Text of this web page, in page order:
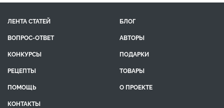
ЛЕНТА СТАТЕЙ
БЛОГ
ВОПРОС-ОТВЕТ
АВТОРЫ
КОНКУРСЫ
ПОДАРКИ
РЕЦЕПТЫ
ТОВАРЫ
ПОМОЩЬ
О ПРОЕКТЕ
КОНТАКТЫ